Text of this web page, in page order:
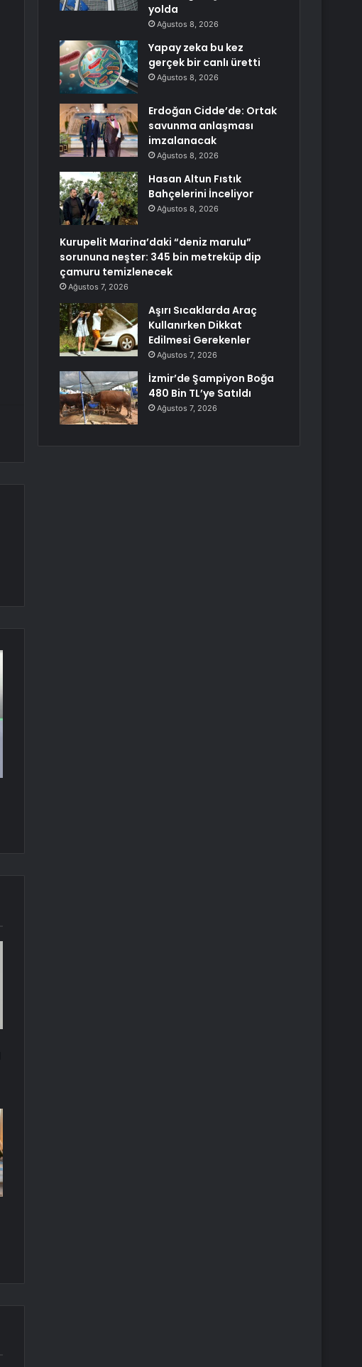
yolda
Ağustos 8, 2026
Yapay zeka bu kez
gerçek bir canlı üretti
Ağustos 8, 2026
Erdoğan Cidde’de: Ortak
savunma anlaşması
imzalanacak
Ağustos 8, 2026
Hasan Altun Fıstık
Bahçelerini İnceliyor
Ağustos 8, 2026
Kurupelit Marina’daki “deniz marulu”
sorununa neşter: 345 bin metreküp dip
çamuru temizlenecek
Ağustos 7, 2026
Aşırı Sıcaklarda Araç
Kullanırken Dikkat
Edilmesi Gerekenler
Ağustos 7, 2026
İzmir’de Şampiyon Boğa
480 Bin TL’ye Satıldı
Ağustos 7, 2026